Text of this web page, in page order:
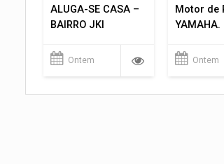
ALUGA-SE CASA –
BAIRRO JKI
Ontem
Motor de
YAMAHA.
Ontem